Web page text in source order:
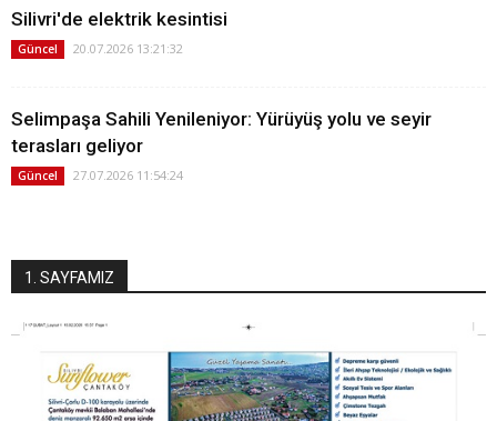
Silivri'de elektrik kesintisi
Güncel 20.07.2026 13:21:32
Selimpaşa Sahili Yenileniyor: Yürüyüş yolu ve seyir
terasları geliyor
Güncel 27.07.2026 11:54:24
1. SAYFAMIZ